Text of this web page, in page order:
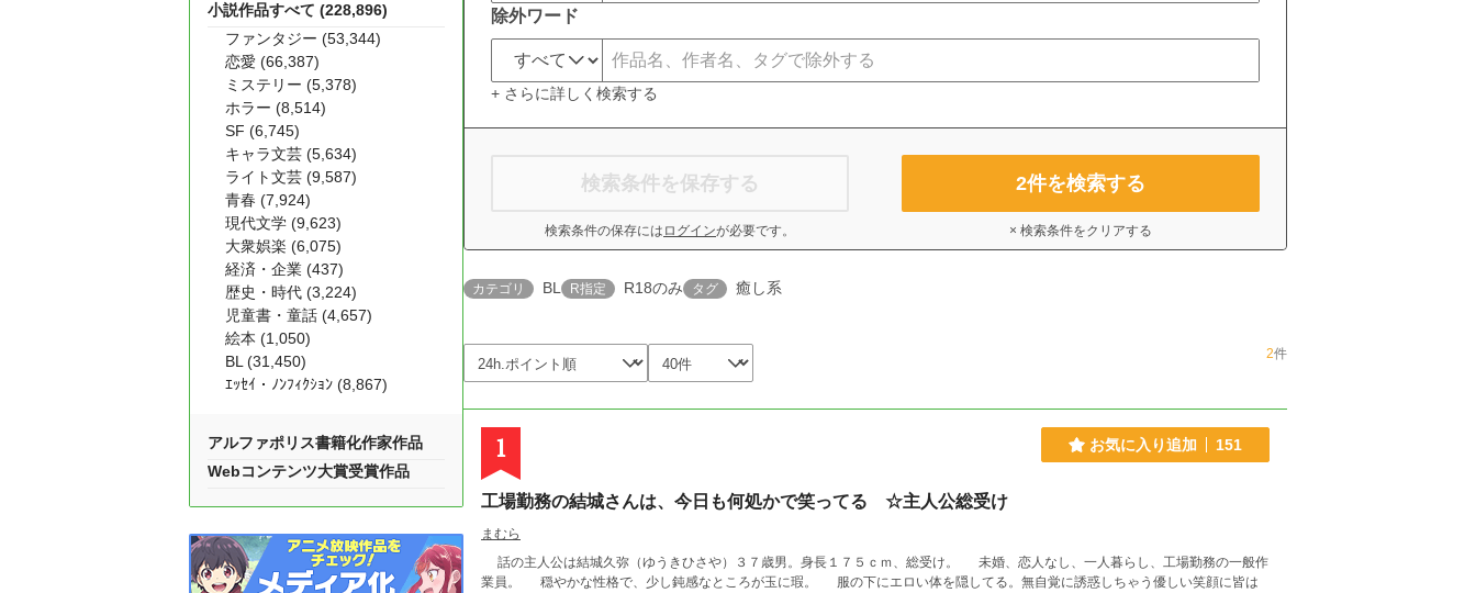
除外ワード
+ さらに詳しく検索する
検索条件を保存する
検索条件の保存には ログインが必要です。
2件を検索する
× 検索条件をクリアする
カテゴリ BL R指定 R18のみ タグ 癒し系
2件
1 お気に入り追加 151
工場勤務の結城さんは、今日も何処かで笑ってる ☆主人公総受け
まむら
話の主人公は結城久弥（ゆうきひさや）３７歳男。身長１７５ｃｍ、総受け。 未婚、恋人なし、一人暮らし、工場勤務の一般作
業員。 穏やかな性格で、少し鈍感なところが玉に瑕。 服の下にエロい体を隠してる。無自覚に誘惑しちゃう優しい笑顔に皆は
小説作品すべて (228,896)
ファンタジー (53,344)
恋愛 (66,387)
ミステリー (5,378)
ホラー (8,514)
SF (6,745)
キャラ文芸 (5,634)
ライト文芸 (9,587)
青春 (7,924)
現代文学 (9,623)
大衆娯楽 (6,075)
経済・企業 (437)
歴史・時代 (3,224)
児童書・童話 (4,657)
絵本 (1,050)
BL (31,450)
ｴｯｾｲ・ﾉﾝﾌｨｸｼｮﾝ (8,867)
アルファポリス書籍化作家作品
Webコンテンツ大賞受賞作品